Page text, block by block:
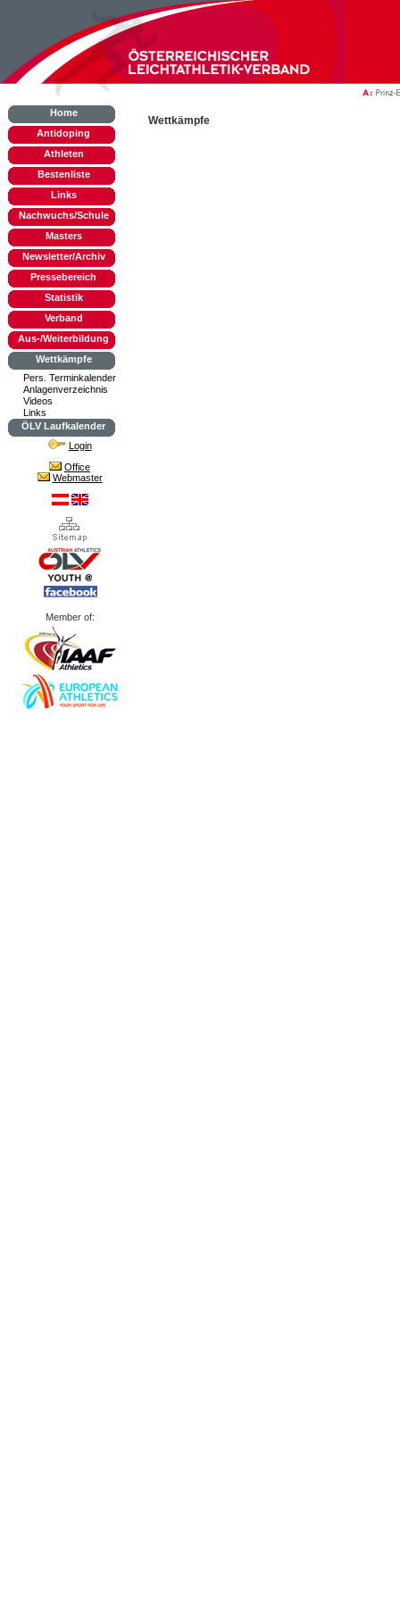
Home
Antidoping
Athleten
Bestenliste
Links
Nachwuchs/Schule
Masters
Newsletter/Archiv
Pressebereich
Statistik
Verband
Aus-/Weiterbildung
Wettkämpfe
Pers. Terminkalender
Anlagenverzeichnis
Videos
Links
ÖLV Laufkalender
Login
Office
Webmaster
Member of:
Wettkämpfe